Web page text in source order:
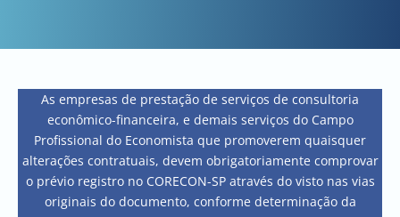
As empresas de prestação de serviços de consultoria
econômico-financeira, e demais serviços do Campo
Profissional do Economista que promoverem quaisquer
alterações contratuais, devem obrigatoriamente comprovar
o prévio registro no CORECON-SP através do visto nas vias
originais do documento, conforme determinação da